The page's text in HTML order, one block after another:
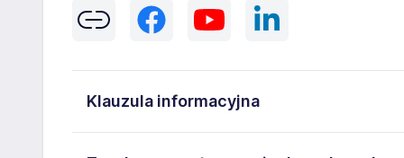
Klauzula informacyjna